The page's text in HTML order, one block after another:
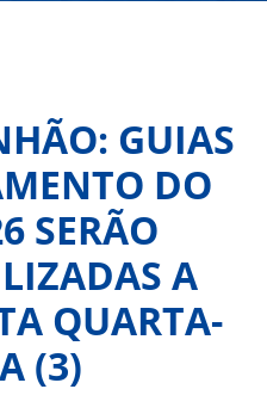
GUIAS
DO
SERÃO
A
QUARTA-
(3)